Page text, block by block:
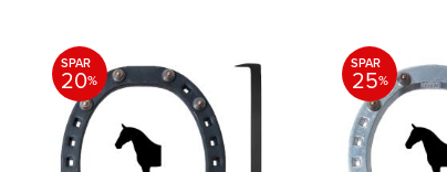
SPAR
20%
SPAR
25%